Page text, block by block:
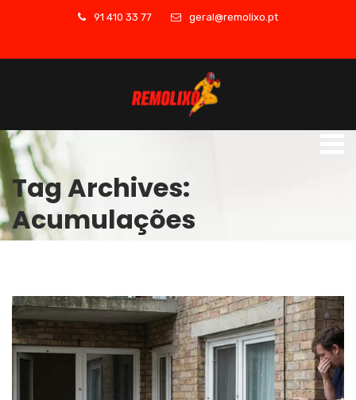
91 410 33 77 geral@remolixo.pt
Tag Archives:
Acumulações